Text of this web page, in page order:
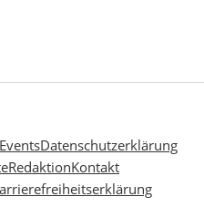
Datenschutzerklärung
RedaktionKontakt